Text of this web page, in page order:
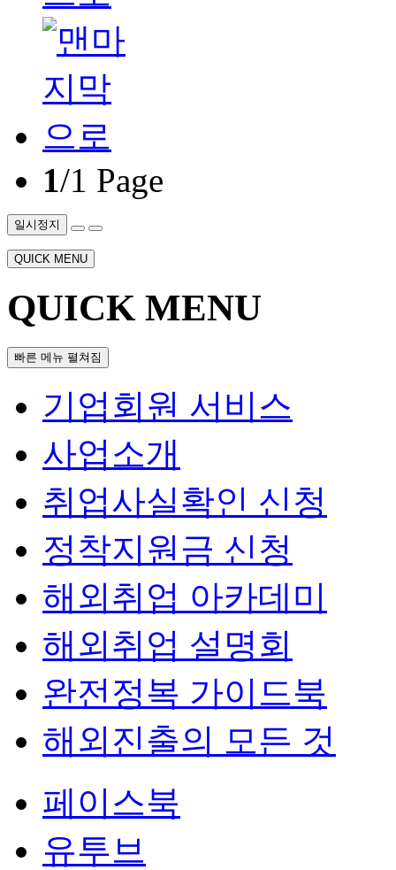
1/1 Page
일시정지
QUICK MENU
QUICK MENU
빠른 메뉴 펼쳐짐
기업회원 서비스
사업소개
취업사실확인 신청
정착지원금 신청
해외취업 아카데미
해외취업 설명회
완전정복 가이드북
해외진출의 모든 것
페이스북
유투브